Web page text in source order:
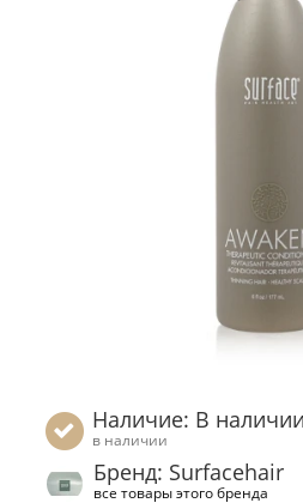
Наличие: В наличии
в наличии
Бренд: Surfacehair
все товары этого бренда